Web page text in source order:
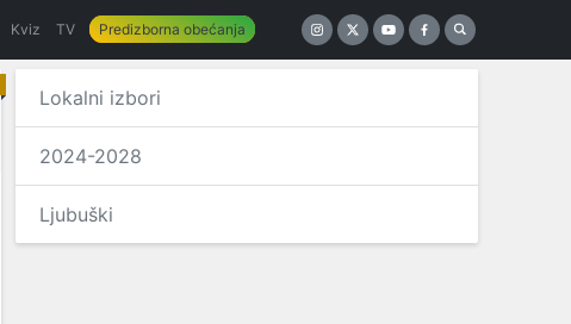
Kviz TV Predizborna obećanja
Lokalni izbori
2024-2028
Ljubuški